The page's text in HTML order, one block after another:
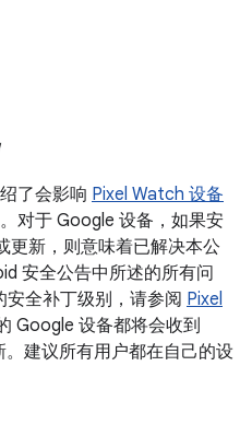
了会影响 Pixel Watch 设备
对于 Google 设备，如果安
新，则意味着已解决本公
安全公告中所述的所有问
全补丁级别，请参阅 Pixel
Google 设备都将会收到
建议所有用户都在自己的设